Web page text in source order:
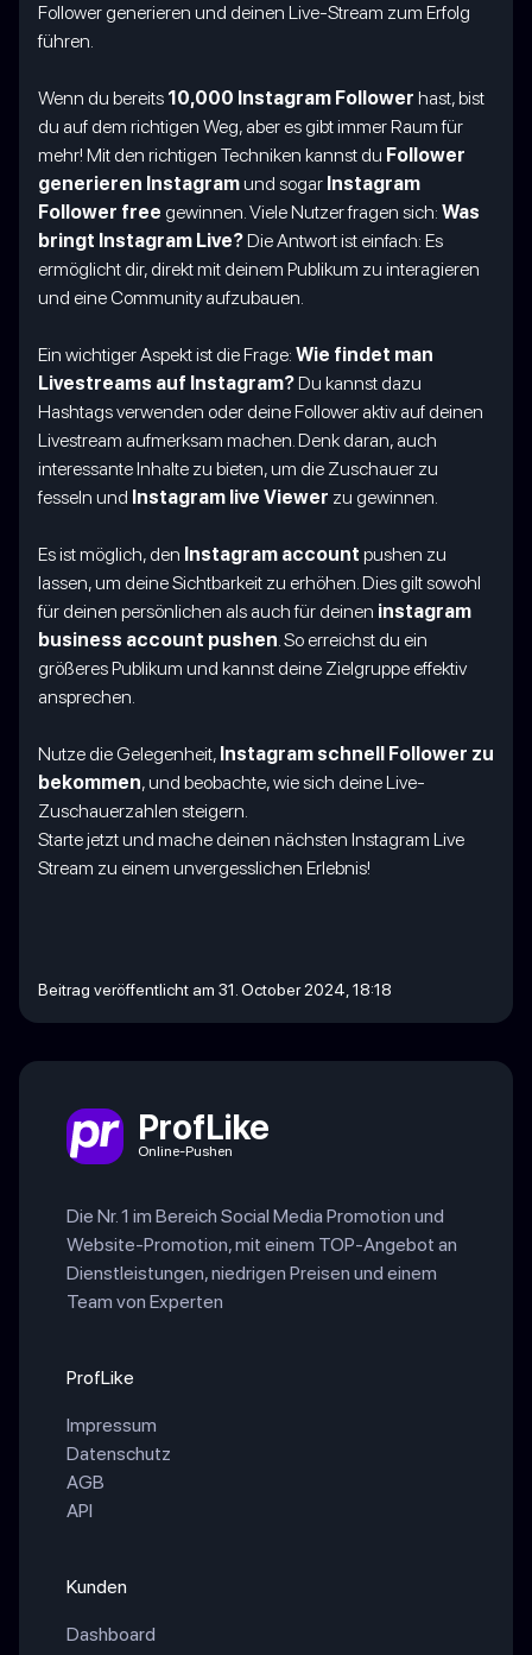
Follower generieren und deinen Live-Stream zum Erfolg
führen.
Wenn du bereits 10,000 Instagram Follower hast, bist
du auf dem richtigen Weg, aber es gibt immer Raum für
mehr! Mit den richtigen Techniken kannst du Follower
generieren Instagramund sogar Instagram
Follower free gewinnen. Viele Nutzer fragen sich: Was
bringt Instagram Live?Die Antwort ist einfach: Es
ermöglicht dir, direkt mit deinem Publikum zu interagieren
und eine Community aufzubauen.
Ein wichtiger Aspekt ist die Frage: Wie findet man
Livestreams auf Instagram?Du kannst dazu
Hashtags verwenden oder deine Follower aktiv auf deinen
Livestream aufmerksam machen. Denk daran, auch
interessante Inhalte zu bieten, um die Zuschauer zu
fesseln und Instagram live Viewer zu gewinnen.
Es ist möglich, den Instagram account pushen zu
lassen, um deine Sichtbarkeit zu erhöhen. Dies gilt sowohl
für deinen persönlichen als auch für deinen instagram
business account pushen. So erreichst du ein
größeres Publikum und kannst deine Zielgruppe effektiv
ansprechen.
Nutze die Gelegenheit, Instagram schnell Follower zu
bekommen, und beobachte, wie sich deine Live-
Zuschauerzahlen steigern.
Starte jetzt und mache deinen nächsten Instagram Live
Stream zu einem unvergesslichen Erlebnis!
Beitrag veröffentlicht am 31. October 2024, 18:18
ProfLike
Online-Pushen
Die Nr. 1 im Bereich Social Media Promotion und
Website-Promotion, mit einem TOP-Angebot an
Dienstleistungen, niedrigen Preisen und einem
Team von Experten
ProfLike
Impressum
Datenschutz
AGB
API
Kunden
Dashboard